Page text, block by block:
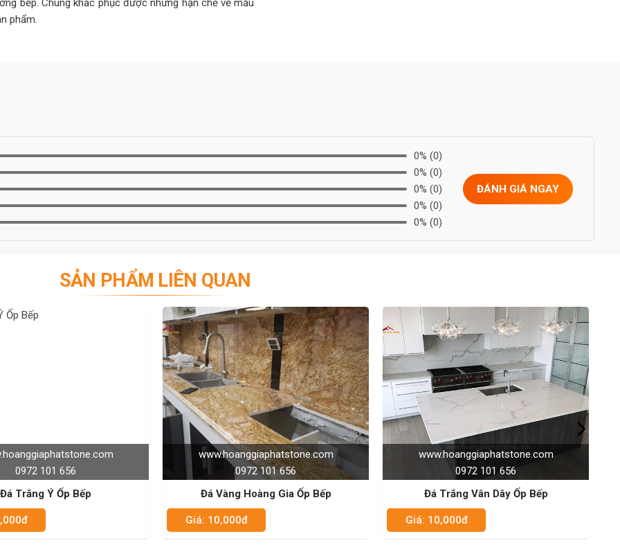
bếp. Chúng khắc phục được những hạn chế về mẫu
phẩm.
biến trên thị trường như: đá hoa cương tự nhiên, đá
mình thích.
lực tác động lên. Cho nên khi chọn đá ốp tường thì
14mm – 20mm.
tường bếp là cùng một loại đá hoặc sử dụng hai loại
trắng vân, đen vân trắng, xám, xanh, vàng, nâu, …
CỦA CHÚNG TÔI - HÂN HẠNH
0972101656 - 0946916986
0% (0)
0% (0)
0% (0)
0% (0)
0% (0)
ĐÁNH GIÁ NGAY
SẢN PHẨM LIÊN QUAN
656
Bếp
www.hoanggiaphatstone.com
0972 101 656
Đá Vàng Hoàng Gia Ốp Bếp
Giá: 10,000đ
www.hoanggiaphatstone.com
0972 101 656
Đá Trắng Vân Dây Ốp Bếp
Giá: 10,000đ